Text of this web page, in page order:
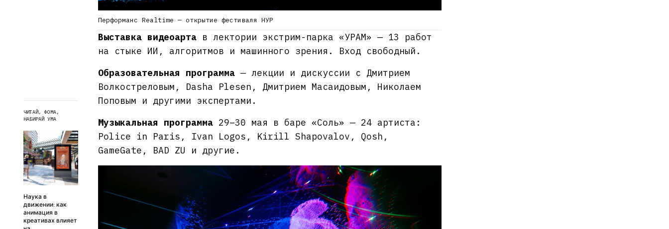
ЧИТАЙ, ФОМА,
НАБИРАЙ УМА
Наука в
движении: как
анимация в
креативах влияет
Перформанс Realtime — открытие фестиваля НУР
Выставка видеоарта в лектории экстрим-парка «УРАМ» — 13 работ
на стыке ИИ, алгоритмов и машинного зрения. Вход свободный.
Образовательная программа — лекции и дискуссии с Дмитрием
Волкостреловым, Dasha Plesen, Дмитрием Масаидовым, Николаем
Поповым и другими экспертами.
Музыкальная программа 29–30 мая в баре «Соль» — 24 артиста:
Police in Paris, Ivan Logos, Kirill Shapovalov, Qosh,
GameGate, BAD ZU и другие.